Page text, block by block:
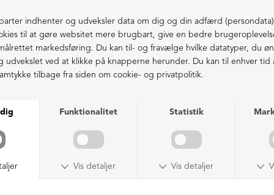
LIGNENDE PRODUKTER
ØKOLOGISK BOMULD ØKOLOGISK BOMULD